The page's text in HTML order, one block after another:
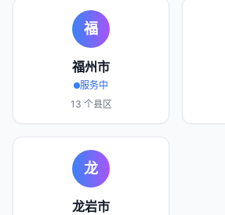
福
福州市
服务中
13 个县区
龙
龙岩市